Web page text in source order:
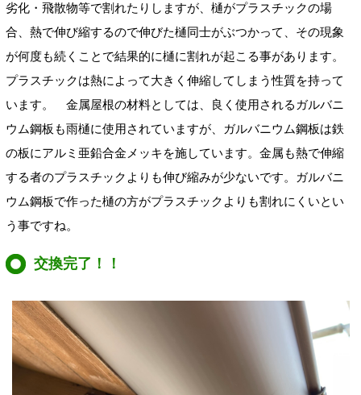
劣化・飛散物等で割れたりしますが、 樋がプラスチックの場
合、熱で伸び縮するので伸びた樋同士がぶつかって、その現象
が何度も続くことで結果的に樋に割れが起こる事があります。
プラスチックは熱によって大きく伸縮してしまう性質を持って
います。
金属屋根の材料としては、良く使用されるガルバニ
ウム鋼板も雨樋に使用されていますが、ガルバニウム鋼板は鉄
の板にアルミ亜鉛合金メッキを施しています。金属も熱で伸縮
する者のプラスチックよりも伸び縮みが少ないです。ガルバニ
ウム鋼板で作った樋の方がプラスチックよりも割れにくいとい
う事ですね。
交換完了！！